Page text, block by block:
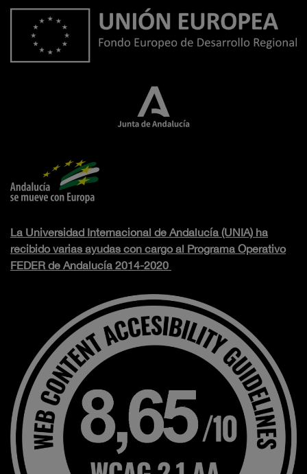
La Universidad Internacional de Andalucía (UNIA) ha
recibido varias ayudas con cargo al Programa Operativo
FEDER de Andalucía 2014-2020